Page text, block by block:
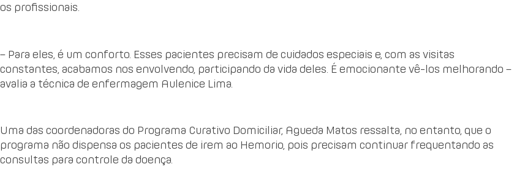
os profissionais.
– Para eles, é um conforto. Esses pacientes precisam de cuidados especiais e, com as visitas
constantes, acabamos nos envolvendo, participando da vida deles. É emocionante vê-los melhorando –
avalia a técnica de enfermagem Aulenice Lima.
Uma das coordenadoras do Programa Curativo Domiciliar, Agueda Matos ressalta, no entanto, que o
programa não dispensa os pacientes de irem ao Hemorio, pois precisam continuar frequentando as
consultas para controle da doença.